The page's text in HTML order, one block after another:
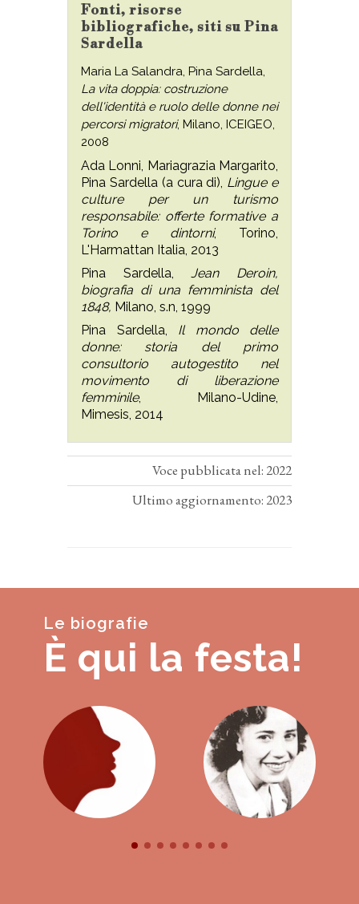
Fonti, risorse
bibliografiche, siti su Pina
Sardella
Maria La Salandra, Pina Sardella,
La vita doppia: costruzione
dell'identità e ruolo delle donne nei
percorsi migratori, Milano, ICEIGEO,
2008
Ada Lonni, Mariagrazia Margarito,
Pina Sardella (a cura di), Lingue e
culture per un turismo
responsabile: offerte formative a
Torino e dintorni,
Torino,
L'Harmattan Italia, 2013
Pina Sardella,Jean Deroin,
biografia di una femminista del
1848, Milano, s.n, 1999
Pina Sardella, Il mondo delle
donne: storia del primo
consultorio autogestito nel
movimento di liberazione
femminile, Milano-Udine,
Mimesis, 2014
Voce pubblicata nel: 2022
Ultimo aggiornamento: 2023
Le biografie
È qui la festa!